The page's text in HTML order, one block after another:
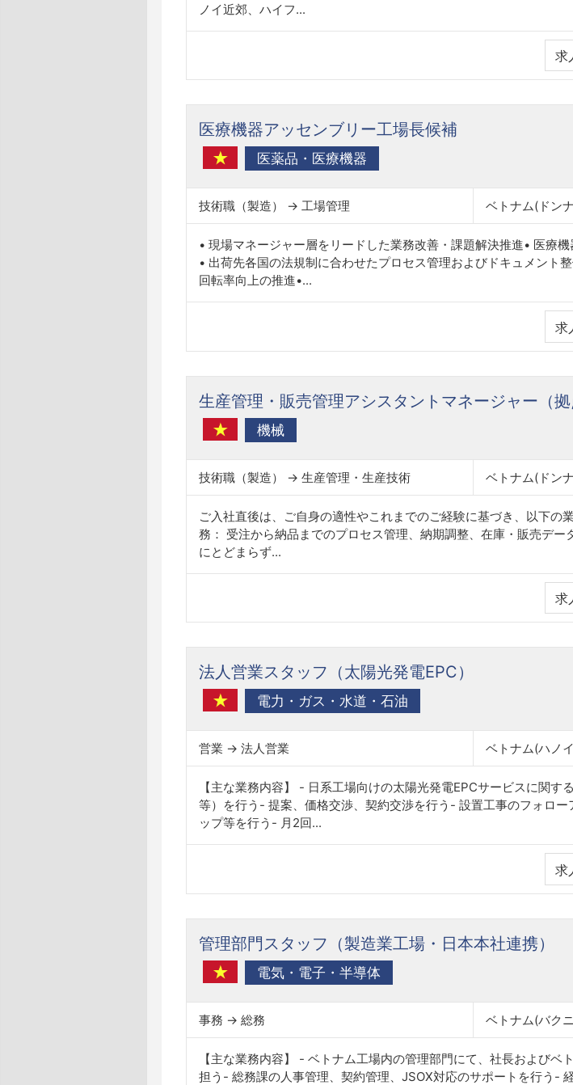
ノイ近郊、ハイフ...
求
医療機器アッセンブリー工場長候補
医薬品・医療機器
技術職（製造） → 工場管理 ベトナム(ドン
• 現場マネージャー層をリードした業務改善・課題解決推進• 医療
• 出荷先各国の法規制に合わせたプロセス管理およびドキュメント
回転率向上の推進•...
求
生産管理・販売管理アシスタントマネージャー（拠
機械
技術職（製造） → 生産管理・生産技術 ベトナム(ドン
ご入社直後は、ご自身の適性やこれまでのご経験に基づき、以下
務： 受注から納品までのプロセス管理、納期調整、在庫・販売デ
にとどまらず...
求
法人営業スタッフ（太陽光発電EPC）
電力・ガス・水道・石油
営業 → 法人営業 ベトナム(ハノ
【主な業務内容】 - 日系工場向けの太陽光発電EPCサービスに関
等）を行う- 提案、価格交渉、契約交渉を行う- 設置工事のフォロ
ップ等を行う- 月2回...
求
管理部門スタッフ（製造業工場・日本本社連携）
電気・電子・半導体
事務 → 総務 ベトナム(バク
【主な業務内容】 - ベトナム工場内の管理部門にて、社長および
担う- 総務課の人事管理、契約管理、JSOX対応のサポートを行う-